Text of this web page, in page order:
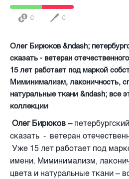
0 0
Олег Бирюков &ndash;
сказать - ветеран
15 лет работает под маркой
Миминимализм, лаконичность,
натуральные ткани &ndash; все
коллекции
Олег Бирюков –
сказать - ветеран
Уже 15 лет работает под
имени. Миминимализм,
цвета и натуральные ткани –